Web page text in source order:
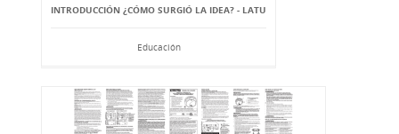
INTRODUCCIÓN ¿CÓMO SURGIÓ LA IDEA? - LATU
Educación